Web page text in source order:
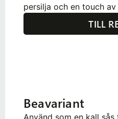
persilja och en touch
TILL
Beavariant
Använd som en kall